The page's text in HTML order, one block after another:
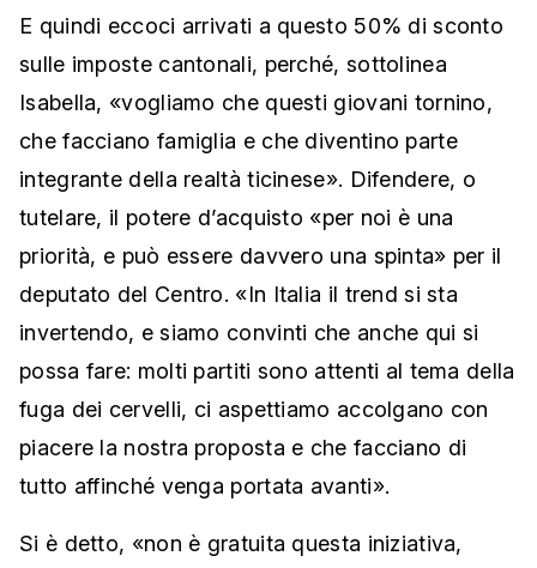
E quindi eccoci arrivati a questo 50% di sconto
sulle imposte cantonali, perché, sottolinea
Isabella, «vogliamo che questi giovani tornino,
che facciano famiglia e che diventino parte
integrante della realtà ticinese». Difendere, o
tutelare, il potere d’acquisto «per noi è una
priorità, e può essere davvero una spinta» per il
deputato del Centro. «In Italia il trend si sta
invertendo, e siamo convinti che anche qui si
possa fare: molti partiti sono attenti al tema della
fuga dei cervelli, ci aspettiamo accolgano con
piacere la nostra proposta e che facciano di
tutto affinché venga portata avanti».
Si è detto, «non è gratuita questa iniziativa,